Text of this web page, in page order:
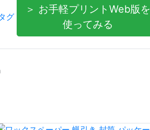
＞ お手軽プリントWeb版を
使ってみる